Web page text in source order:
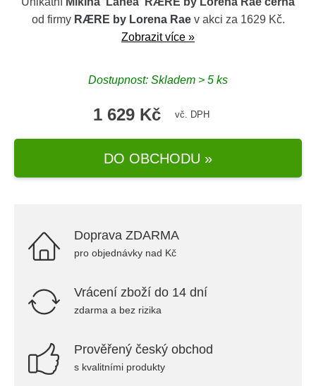
od firmy RÆRE by Lorena Raev akci za 1629 Kč.
Zobrazit více »
Dostupnost: Skladem > 5 ks
1 629 Kč vč. DPH
DO OBCHODU »
Doprava ZDARMA
pro objednávky nad Kč
Vrácení zboží do 14 dní
zdarma a bez rizika
Prověřený český obchod
s kvalitními produkty